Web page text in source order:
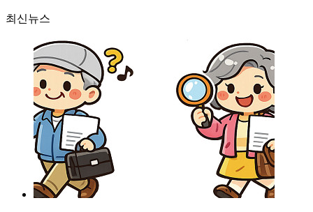
최신뉴스